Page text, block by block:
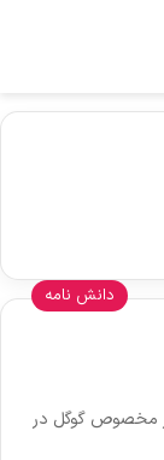
دانش نامه
مخصوص گوگل در